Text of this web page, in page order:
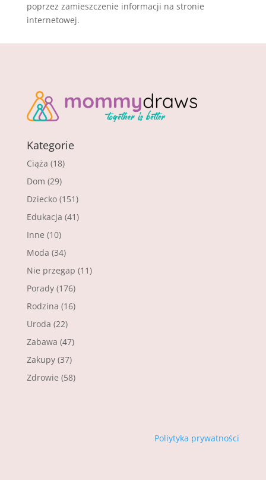
poprzez zamieszczenie informacji na stronie
internetowej.
Kategorie
Ciąża (18)
Dom (29)
Dziecko(151)
Edukacja (41)
Inne (10)
Moda (34)
Nie przegap (11)
Porady(176)
Rodzina (16)
Uroda (22)
Zabawa (47)
Zakupy(37)
Zdrowie (58)
Poliytyka prywatności